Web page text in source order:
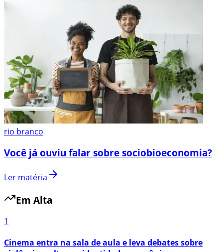
rio branco
Você já ouviu falar sobre sociobioeconomia?
Ler matéria
Em Alta
1
Cinema entra na sala de aula e leva debates sobre